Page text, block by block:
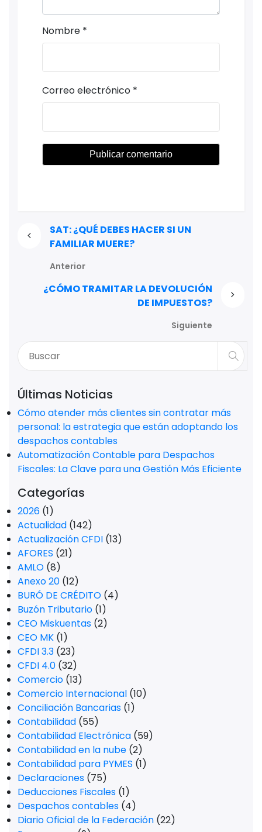
Nombre *
Correo electrónico *
SAT: ¿QUÉ DEBES HACER SI UN
FAMILIAR MUERE?
Anterior
¿CÓMO TRAMITAR LA DEVOLUCIÓN
DE IMPUESTOS?
Siguiente
Últimas Noticias
Cómo atender más clientes sin contratar más
personal: la estrategia que están adoptando los
despachos contables
Automatización Contable para Despachos
Fiscales: La Clave para una Gestión Más Eficiente
Categorías
2026 (1)
Actualidad (142)
Actualización CFDI (13)
AFORES (21)
AMLO (8)
Anexo 20 (12)
BURÓ DE CRÉDITO (4)
Buzón Tributario (1)
CEO Miskuentas (2)
CEO MK (1)
CFDI 3.3 (23)
CFDI 4.0 (32)
Comercio (13)
Comercio Internacional (10)
Conciliación Bancarias (1)
Contabilidad (55)
Contabilidad Electrónica (59)
Contabilidad en la nube (2)
Contabilidad para PYMES (1)
Declaraciones (75)
Deducciones Fiscales (1)
Despachos contables (4)
Diario Oficial de la Federación (22)